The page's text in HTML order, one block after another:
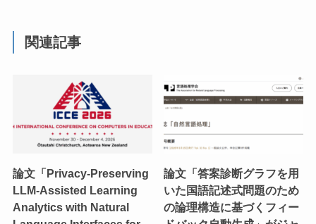
関連記事
論文「Privacy-Preserving
LLM-Assisted Learning
Analytics with Natural
論文「答案診断グラフを用
いた国語記述式問題のため
の論理構造に基づくフィー